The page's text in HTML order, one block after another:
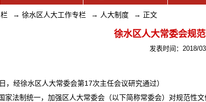
→ 徐水区人大工作专栏 → 人大制度 → 正文
徐水区人大常委会规
发表时间：2018/
经徐水区人大常委会第17次主任会议研究通过）
法制统一，加强区人大常委会（以下简称常委会）对规范性